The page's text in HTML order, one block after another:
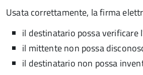
Usata correttamente, la firma
il destinatario possa
il mittente non possa
il destinatario non possa